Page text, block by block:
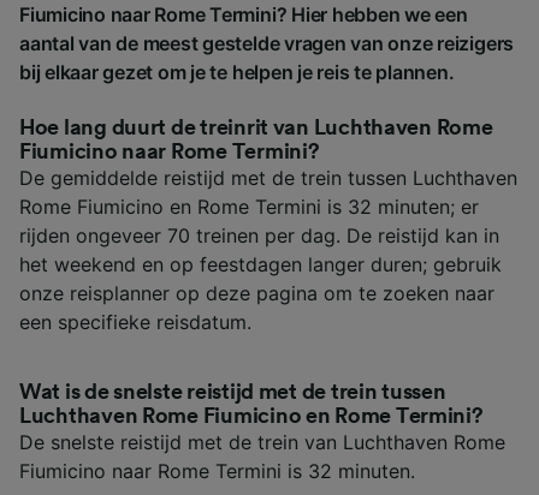
Fiumicino naar Rome Termini? Hier hebben we een
aantal van de meest gestelde vragen van onze reizigers
bij elkaar gezet om je te helpen je reis te plannen.
Hoe lang duurt de treinrit van Luchthaven Rome
Fiumicino naar Rome Termini?
De gemiddelde reistijd met de trein tussen Luchthaven
Rome Fiumicino en Rome Termini is 32 minuten; er
rijden ongeveer 70 treinen per dag. De reistijd kan in
het weekend en op feestdagen langer duren; gebruik
onze reisplanner op deze pagina om te zoeken naar
een specifieke reisdatum.
Wat is de snelste reistijd met de trein tussen
Luchthaven Rome Fiumicino en Rome Termini?
De snelste reistijd met de trein van Luchthaven Rome
Fiumicino naar Rome Termini is 32 minuten.